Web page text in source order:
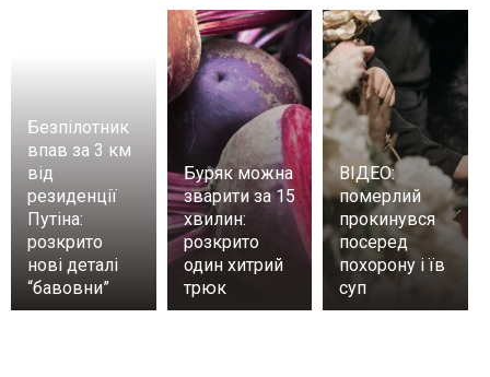
Безпілотник
впав за 3 км
від
резиденції
Путіна:
розкрито
нові деталі
“бавовни”
Буряк можна
зварити за 15
хвилин:
розкрито
один хитрий
трюк
ВІДЕО:
померлий
прокинувся
посеред
похорону і їв
суп